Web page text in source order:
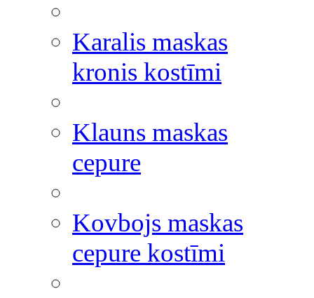
Karalis maskas
kronis kostīmi
Klauns maskas
cepure
Kovbojs maskas
cepure kostīmi